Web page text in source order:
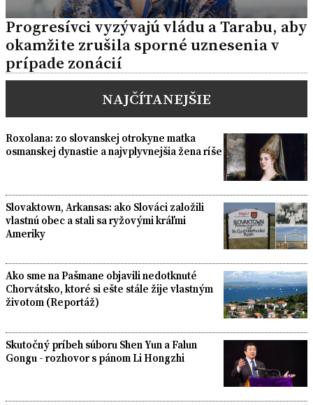
Progresívci vyzývajú vládu a Tarabu, aby
okamžite zrušila sporné uznesenia v
prípade zonácií
NAJČÍTANEJŠIE
Roxolana: zo slovanskej otrokyne matka
osmanskej dynastie a najvplyvnejšia žena ríše
Slovaktown, Arkansas: ako Slováci založili
vlastnú obec a stali sa ryžovými kráľmi
Ameriky
Ako sme na Pašmane objavili nedotknuté
Chorvátsko, ktoré si ešte stále žije vlastným
životom (Reportáž)
Skutočný príbeh súboru Shen Yun a Falun
Gongu - rozhovor s pánom Li Hongzhi